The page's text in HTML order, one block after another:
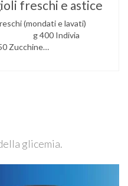
freschi e astice
freschi (mondati e lavati)
Indivia
Vino
glicemia.